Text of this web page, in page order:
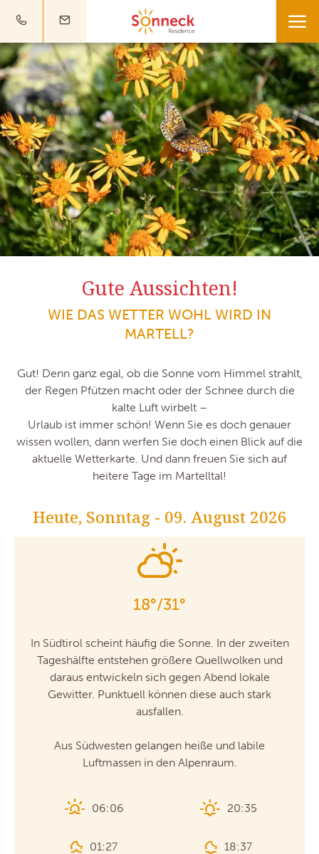
Gute Aussichten!
WIE DAS WETTER WOHL WIRD IN
MARTELL?
Gut! Denn ganz egal, ob die Sonne vom Himmel strahlt,
der Regen Pfützen macht oder der Schnee durch die
kalte Luft wirbelt –
Urlaub ist immer schön! Wenn Sie es doch genauer
wissen wollen, dann werfen Sie doch einen Blick auf die
aktuelle Wetterkarte. Und dann freuen Sie sich auf
heitere Tage im Martelltal!
Heute, Sonntag - 09. August 2026
18°/31°
In Südtirol scheint häufig die Sonne. In der zweiten
Tageshälfte entstehen größere Quellwolken und
daraus entwickeln sich gegen Abend lokale
Gewitter. Punktuell können diese auch stark
ausfallen.
Aus Südwesten gelangen heiße und labile
Luftmassen in den Alpenraum.
06:06 20:35
01:27 18:37